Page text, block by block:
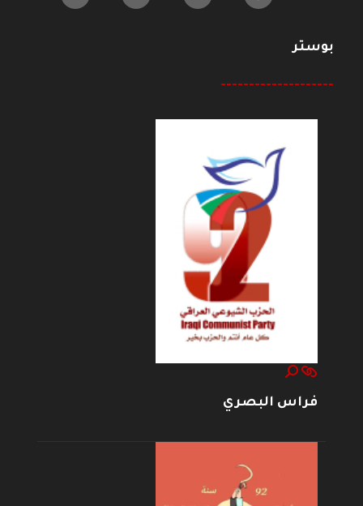
بوستر
--------------------
فراس البصري